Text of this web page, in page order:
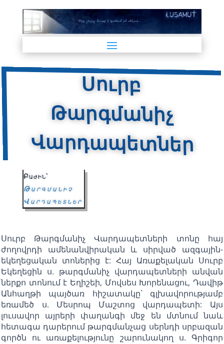
Սուրբ
Թարգմանիչ
Վարդապետներ
Բաժին՝
Թարգմանիչ
Վարդապետներ
Սուրբ Թարգմանիչ Վարդապետների տոնը հայ
ժողովրդի ամենանվիրական և սիրված ազգային-
եկեղեցական տոներից է: Հայ Առաքելական Սուրբ
Եկեղեցին ս. թարգմանիչ վարդապետների անվան
ներքո տոնում է Եղիշեի, Մովսես Խորենացու, Դավիթ
Անհաղթի պայծառ հիշատակը` գլխավորությամբ
եռամեծ ս. Մեսրոպ Մաշտոց վարդապետի: Այս
լուսավոր այրերի փաղանգի մեջ են մտնում նաև
հետագա դարերում թարգմանչաց սերնդի սրբազան
գործն ու առաքելությունը շարունակող ս. Գրիգոր